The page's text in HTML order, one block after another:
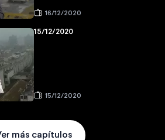
16/12/2020
15/12/2020
15/12/2020
más capítulos